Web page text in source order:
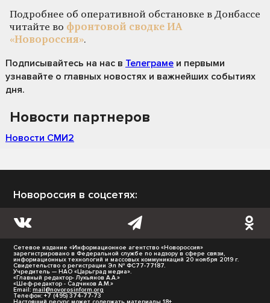
Подробнее об оперативной обстановке в Донбассе
читайте во фронтовой сводке ИА
«Новороссия».
Подписывайтесь на нас в Телеграме и первыми
узнавайте о главных новостях и важнейших событиях
дня.
Новости партнеров
Новости СМИ2
Новороссия в соцсетях:
Сетевое издание «Информационное агентство «Новороссия»
зарегистрировано в Федеральной службе по надзору в сфере связи,
информационных технологий и массовых коммуникаций 20 ноября 2019 г.
Свидетельство о регистрации Эл № ФС77-77187.
Учредитель — НАО «Царьград медиа».
«Главный редактор- Лукьянов А.А.»
«Шеф-редактор - Садчиков А.М.»
Email: mail@novorosinform.org
Телефон: +7 (495) 374-77-73